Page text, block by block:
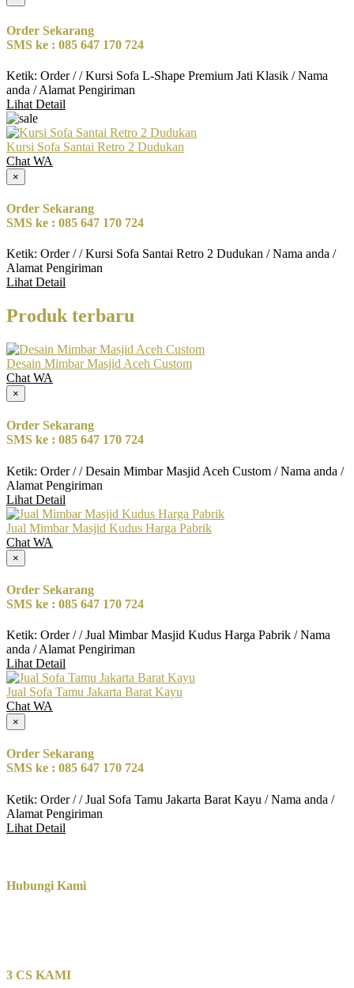
Order Sekarang
SMS ke : 085 647 170 724
Ketik: Order / / Kursi Sofa L-Shape Premium Jati Klasik / Nama
anda / Alamat Pengiriman
Lihat Detail
Kursi Sofa Santai Retro 2 Dudukan
Chat WA
×
Order Sekarang
SMS ke : 085 647 170 724
Ketik: Order / / Kursi Sofa Santai Retro 2 Dudukan / Nama anda /
Alamat Pengiriman
Lihat Detail
Produk terbaru
Desain Mimbar Masjid Aceh Custom
Chat WA
×
Order Sekarang
SMS ke : 085 647 170 724
Ketik: Order / / Desain Mimbar Masjid Aceh Custom / Nama anda /
Alamat Pengiriman
Lihat Detail
Jual Mimbar Masjid Kudus Harga Pabrik
Chat WA
×
Order Sekarang
SMS ke : 085 647 170 724
Ketik: Order / / Jual Mimbar Masjid Kudus Harga Pabrik / Nama
anda / Alamat Pengiriman
Lihat Detail
Jual Sofa Tamu Jakarta Barat Kayu
Chat WA
×
Order Sekarang
SMS ke : 085 647 170 724
Ketik: Order / / Jual Sofa Tamu Jakarta Barat Kayu / Nama anda /
Alamat Pengiriman
Lihat Detail
Hubungi Kami
3 CS KAMI